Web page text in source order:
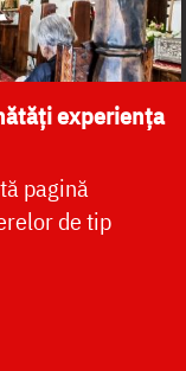
experiența
pagină
de tip